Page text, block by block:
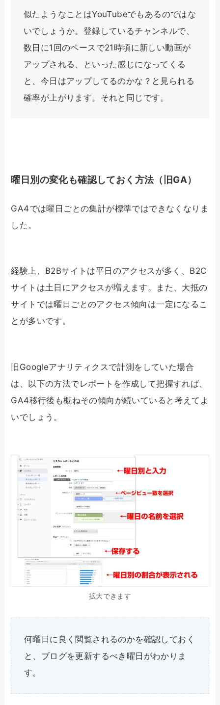
似たようなことはYouTubeでもあるのではな
いでしょうか。登録しているチャンネルで、
数日に1回のペースで21時頃に新しい動画が
アップされる、といった感じになってくる
と、今日はアップしてるのかな？と見られる
確率が上がります。それと同じです。
曜日別の変化も確認しておく方法（旧GA）
GA4では曜日ごとの集計が標準ではできなくなりま
した。
経験上、B2Bサイトは平日のアクセスが多く、B2C
サイトは土日にアクセスが増えます。また、大抵の
サイトでは曜日ごとのアクセス傾向は一定になるこ
とが多いです。
旧Googleアナリティクスで計測をしていた場合
は、以下の方法でレポートを作成して把握すれば、
GA4移行後も概ねその傾向が続いていると考えてよ
いでしょう。
拡大できます
何曜日に良く閲覧されるのかを確認しておく
と、ブログを更新するべき曜日がわかりま
す。